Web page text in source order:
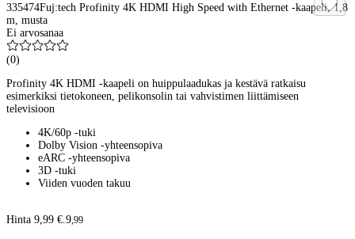
335474Fuj:tech Profinity 4K HDMI High Speed with Ethernet -kaapeli, 1,8
m, musta
Ei arvosanaa
(0)
Profinity 4K HDMI -kaapeli on huippulaadukas ja kestävä ratkaisu
esimerkiksi tietokoneen, pelikonsolin tai vahvistimen liittämiseen
televisioon
4K/60p -tuki
Dolby Vision -yhteensopiva
eARC -yhteensopiva
3D -tuki
Viiden vuoden takuu
Hinta 9,99 €. 9,99